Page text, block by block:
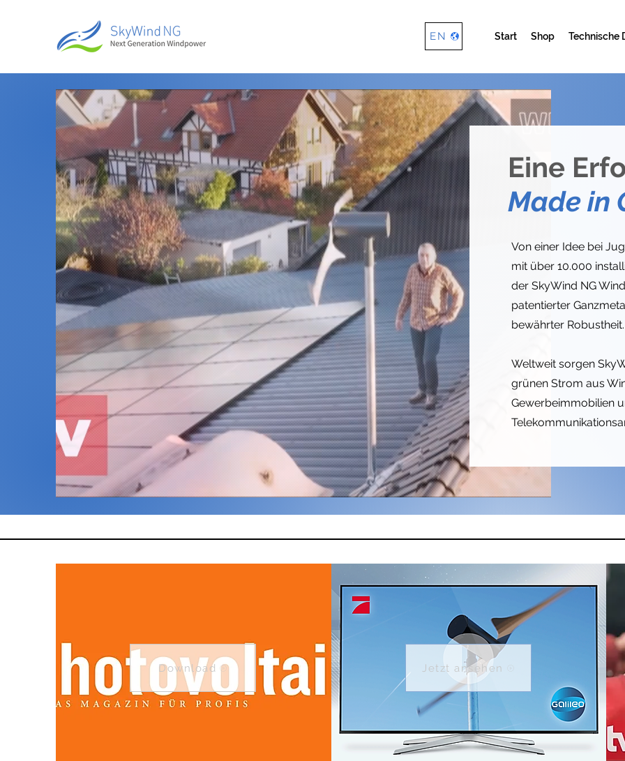
Start Shop Technische
EN
Eine
Made in
Von einer Idee bei
mit über 10.000
der SkyWind NG
patentierter
bewährter Robustheit.
Weltweit sorgen
grünen Strom aus
Gewerbeimmobilien
Download Jetzt ansehen